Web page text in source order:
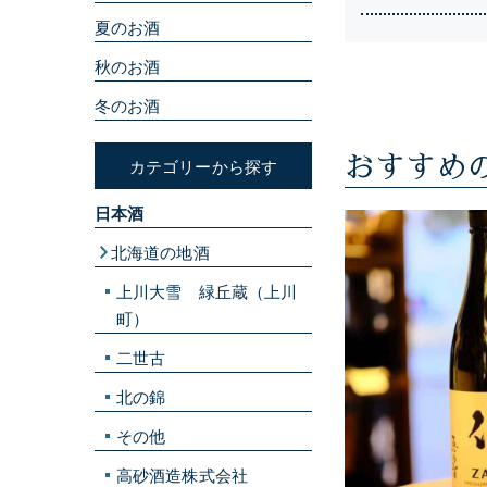
おすすめ
夏のお酒
秋のお酒
冬のお酒
カテゴリーから探す
日本酒
北海道の地酒
上川大雪 緑丘蔵（上川
町）
二世古
北の錦
その他
高砂酒造株式会社